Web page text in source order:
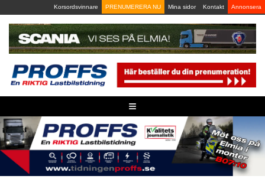
to
content
Korsordsvinnare PRENUMERERA NU Mina sidor Kontakt Annonsera
≡